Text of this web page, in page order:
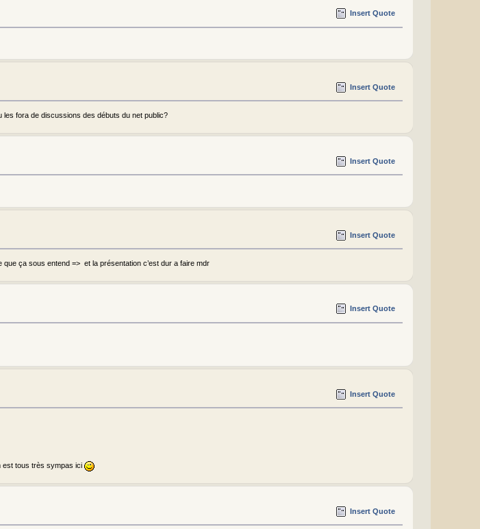
Insert Quote
Insert Quote
fora de discussions des débuts du net public?
Insert Quote
Insert Quote
ça sous entend => et la présentation c’est dur a faire mdr
Insert Quote
Insert Quote
est tous très sympas ici
Insert Quote